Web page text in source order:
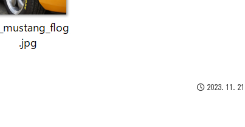
2023.11.21